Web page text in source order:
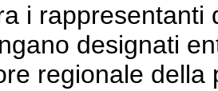
i rappresentanti
designati
regionale